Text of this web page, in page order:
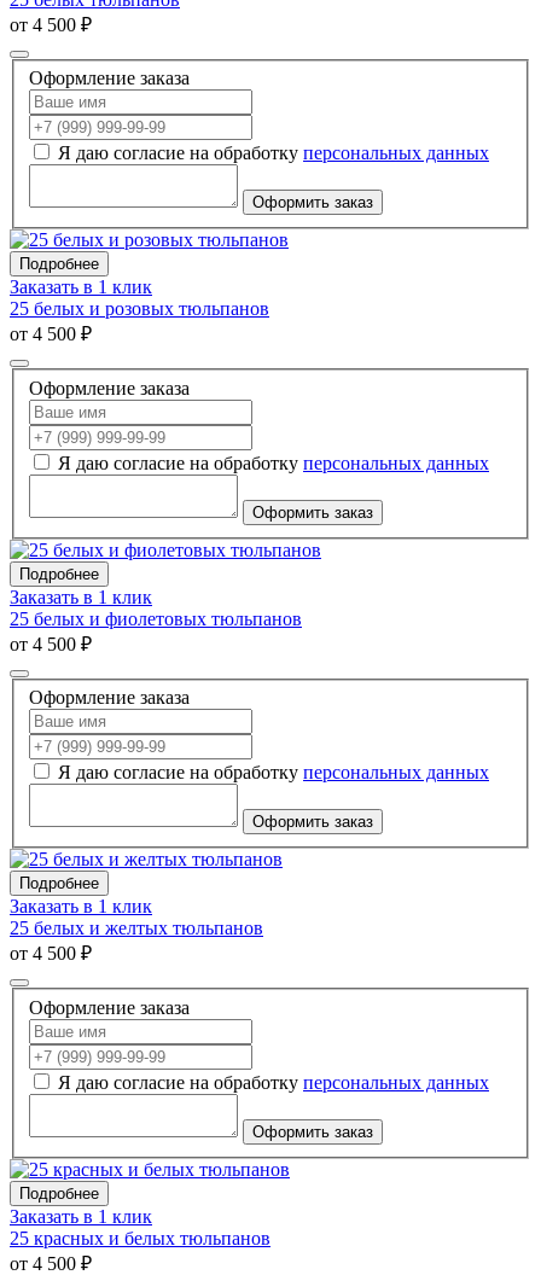
от 4 500 ₽
Оформление заказа
Я даю согласие на обработку персональных данных
Оформить заказ
Подробнее
Заказать в 1 клик
25 белых и розовых тюльпанов
от 4 500 ₽
Оформление заказа
Я даю согласие на обработку персональных данных
Оформить заказ
Подробнее
Заказать в 1 клик
25 белых и фиолетовых тюльпанов
от 4 500 ₽
Оформление заказа
Я даю согласие на обработку персональных данных
Оформить заказ
Подробнее
Заказать в 1 клик
25 белых и желтых тюльпанов
от 4 500 ₽
Оформление заказа
Я даю согласие на обработку персональных данных
Оформить заказ
Подробнее
Заказать в 1 клик
25 красных и белых тюльпанов
от 4 500 ₽